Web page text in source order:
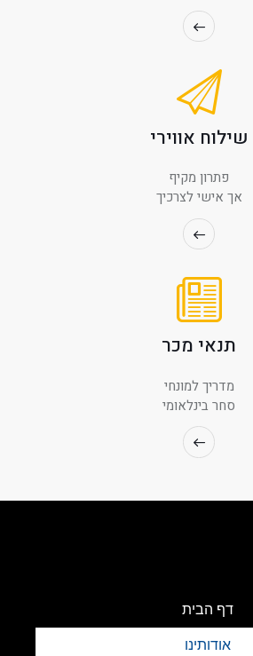
שילוח אווירי
פתרון מקיף
אך אישי לצרכיך
תנאי מכר
מדריך למונחי
סחר בינלאומי
דף הבית
אודותינו